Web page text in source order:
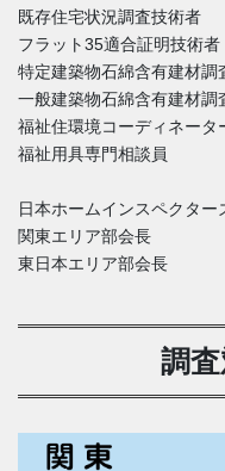
既存住宅状況調査技術者
フラット35適合証明技術者
特定建築物石綿含有建材調
一般建築物石綿含有建材調
福祉住環境コーディネータ
福祉用具専門相談員
日本ホームインスペクター
関東エリア部会長
東日本エリア部会長
調